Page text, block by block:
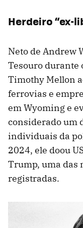
Herdeiro “ex-
Neto de Andrew
Tesouro durante
Timothy Mellon
ferrovias e
em Wyoming e
considerado um
individuais da
2024, ele doou
Trump, uma das
registradas.